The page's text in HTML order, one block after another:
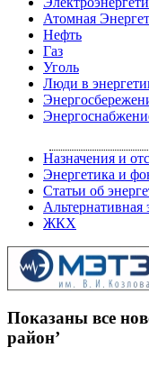
Атомная
Нефть
Газ
Уголь
Люди в
Назначения и
Энергетика и
Статьи об
Альтернативная
ЖКХ
Показаны все
район’